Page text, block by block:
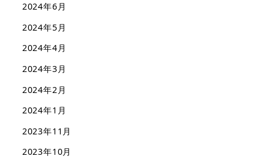
2024年6月
2024年5月
2024年4月
2024年3月
2024年2月
2024年1月
2023年11月
2023年10月